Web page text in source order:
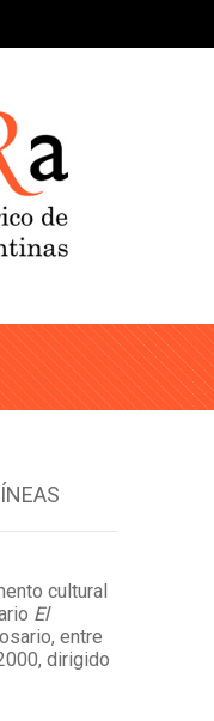
cultural
El
entre
dirigido